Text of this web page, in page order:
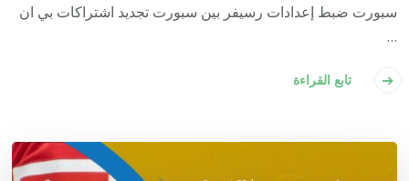
سبورت ضبط إعدادات رسيفر بين سبورت تجديد اشتراكات بي ان
…
تابع القراءة